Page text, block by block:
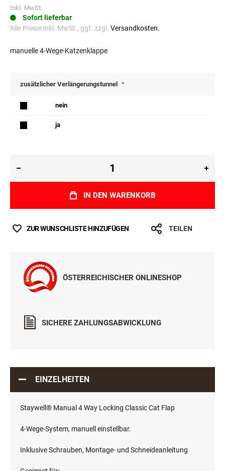
Inkl. MwSt.
Sofort lieferbar
Alle Preise inkl. MwSt., ggf. zzgl. Versandkosten.
manuelle 4-Wege-Katzenklappe
zusätzlicher Verlängerungstunnel
nein
ja
IN DEN WARENKORB
ZUR WUNSCHLISTE HINZUFÜGEN TEILEN
ÖSTERREICHISCHER ONLINESHOP
SICHERE ZAHLUNGSABWICKLUNG
EINZELHEITEN
Staywell® Manual 4 Way Locking Classic Cat Flap
4-Wege-System, manuell einstellbar.
Inklusive Schrauben, Montage- und Schneideanleitung